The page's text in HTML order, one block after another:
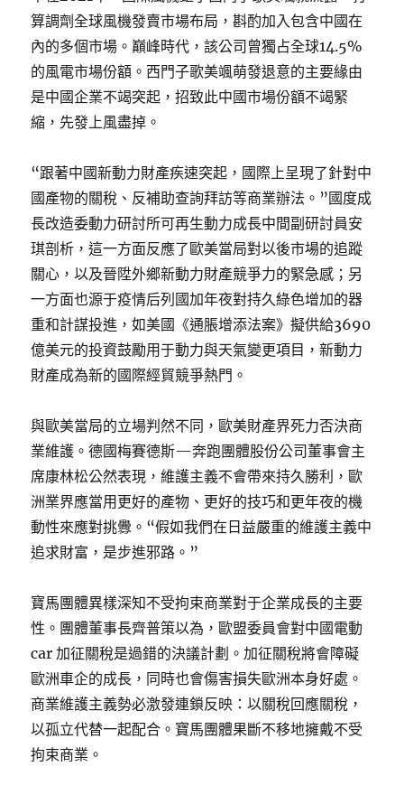
算調劑全球風機發賣市場布局，斟酌加入包含中國在
內的多個市場。巔峰時代，該公司曾獨占全球14.5%
的風電市場份額。西門子歌美颯萌發退意的主要緣由
是中國企業不竭突起，招致此中國市場份額不竭緊
縮，先發上風盡掉。
“跟著中國新動力財產疾速突起，國際上呈現了針對中
國產物的關稅、反補助查詢拜訪等商業辦法。”國度成
長改造委動力研討所可再生動力成長中間副研討員安
琪剖析，這一方面反應了歐美當局對以後市場的追蹤
關心，以及晉陞外鄉新動力財產競爭力的緊急感；另
一方面也源于疫情后列國加年夜對持久綠色增加的器
重和計謀投進，如美國《通脹增添法案》擬供給3690
億美元的投資鼓勵用于動力與天氣變更項目，新動力
財產成為新的國際經貿競爭熱門。
與歐美當局的立場判然不同，歐美財產界死力否決商
業維護。德國梅賽德斯—奔跑團體股份公司董事會主
席康林松公然表現，維護主義不會帶來持久勝利，歐
洲業界應當用更好的產物、更好的技巧和更年夜的機
動性來應對挑釁。“假如我們在日益嚴重的維護主義中
追求財富，是步進邪路。”
寶馬團體異樣深知不受拘束商業對于企業成長的主要
性。團體董事長齊普策以為，歐盟委員會對中國電動
car 加征關稅是過錯的決議計劃。加征關稅將會障礙
歐洲車企的成長，同時也會傷害損失歐洲本身好處。
商業維護主義勢必激發連鎖反映：以關稅回應關稅，
以孤立代替一起配合。寶馬團體果斷不移地擁戴不受
拘束商業。